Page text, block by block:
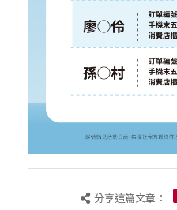
分享這篇文章：